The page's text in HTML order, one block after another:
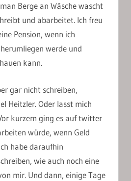
Berge an Wäsche wascht
und abarbeitet. Ich freu
Pension, wenn ich
werde und
kann.
gar nicht schreiben,
Heitzler. Oder lasst mich
kurzem ging es auf twitter
würde, wenn Geld
habe daraufhin
wie auch noch eine
mir. Und dann, einige Tage